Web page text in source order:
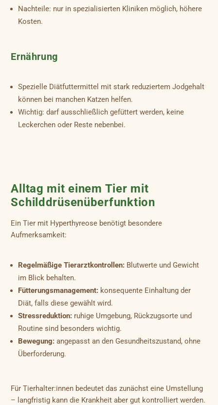
Nachteile: nur in spezialisierten Kliniken möglich, höhere
Kosten.
Ernährung
Spezielle Diätfuttermittel mit stark reduziertem Jodgehalt
können bei manchen Katzen helfen.
Wichtig: darf ausschließlich gefüttert werden, keine
Leckerchen oder Reste nebenbei.
Alltag mit einem Tier mit
Schilddrüsenüberfunktion
Ein Tier mit Hyperthyreose benötigt besondere
Aufmerksamkeit:
Regelmäßige Tierarztkontrollen: Blutwerte und Gewicht
im Blick behalten.
Fütterungsmanagement: konsequente Einhaltung der
Diät, falls diese gewählt wird.
Stressreduktion: ruhige Umgebung, Rückzugsorte und
Routine sind besonders wichtig.
Bewegung: angepasst an den Gesundheitszustand, ohne
Überforderung.
Für Tierhalter:innen bedeutet das zunächst eine Umstellung
– langfristig kann die Krankheit aber gut kontrolliert werden.